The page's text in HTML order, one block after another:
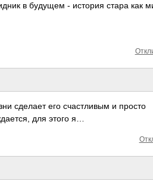
в будущем - история стара как
сделает его счас­тливым и просто
для этого я…